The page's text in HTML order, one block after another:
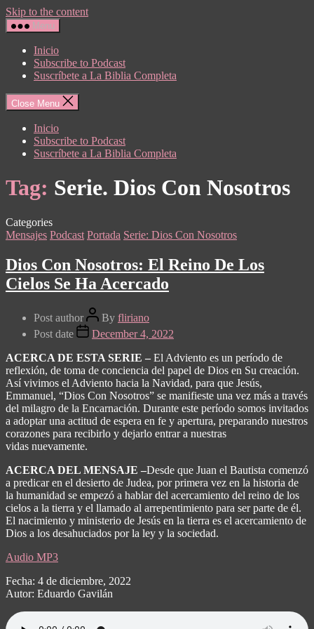
Skip to the content
Menu
Inicio
Subscribe to Podcast
Suscríbete a La Biblia Completa
Close Menu
Inicio
Subscribe to Podcast
Suscríbete a La Biblia Completa
Tag: Serie. Dios Con Nosotros
Categories
Mensajes Podcast Portada Serie: Dios Con Nosotros
Dios Con Nosotros: El Reino De Los
Cielos Se Ha Acercado
Post author By fliriano
Post date
December 4, 2022
ACERCA DE ESTA SERIE – El Adviento es un período de
reflexión, de toma de conciencia del papel de Dios en Su creación.
Así vivimos el Adviento hacia la Navidad, para que Jesús,
Emmanuel, “Dios Con Nosotros” se manifieste una vez más a través
del milagro de la Encarnación. Durante este período somos invitados
a adoptar una actitud de espera en fe y apertura, preparando nuestros
corazones para recibirlo y dejarlo entrar a nuestras
vidas nuevamente.
ACERCA DEL MENSAJE –Desde que Juan el Bautista comenzó
a predicar en el desierto de Judea, por primera vez en la historia de
la humanidad se empezó a hablar del acercamiento del reino de los
cielos a la tierra y el llamado al arrepentimiento para ser parte de él.
El nacimiento y ministerio de Jesús en la tierra es el acercamiento de
Dios a los desahuciados por la ley y la sociedad.
Audio MP3
Fecha: 4 de diciembre, 2022
Autor: Eduardo Gavilán